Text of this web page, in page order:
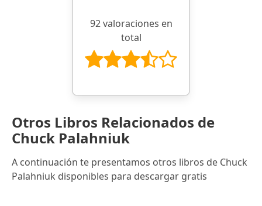
92 valoraciones en
total
Otros Libros Relacionados de
Chuck Palahniuk
A continuación te presentamos otros libros de Chuck
Palahniuk disponibles para descargar gratis